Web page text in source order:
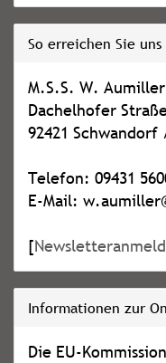
So erreichen Sie uns
M.S.S. W. Aumiller
Dachelhofer
92421
Telefon: 09431
E-Mail:
[
Informationen zur
Die EU-